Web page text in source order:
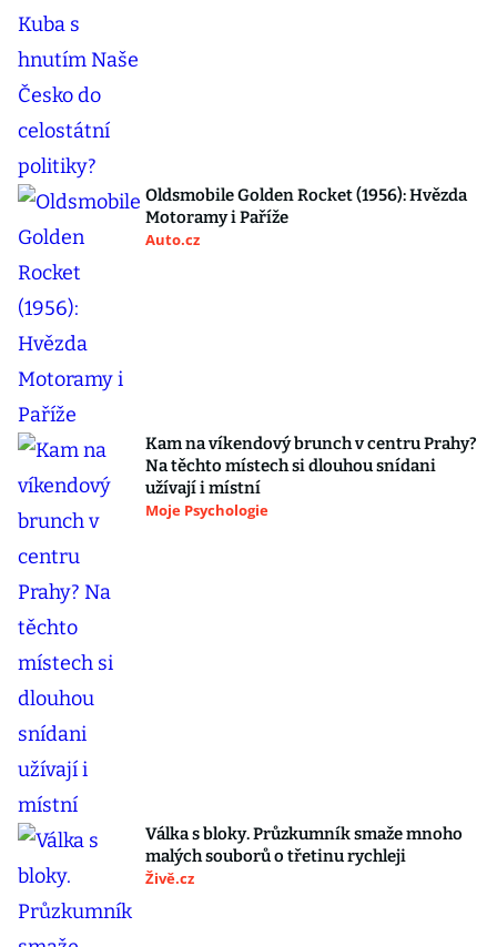
Oldsmobile Golden Rocket (1956): Hvězda
Motoramy i Paříže
Auto.cz
Kam na víkendový brunch v centru Prahy?
Na těchto místech si dlouhou snídani
užívají i místní
Moje Psychologie
Válka s bloky. Průzkumník smaže mnoho
malých souborů o třetinu rychleji
Živě.cz